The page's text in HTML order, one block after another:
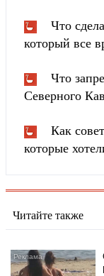
Что
который все
Что
Северного
Как
которые
Читайте также